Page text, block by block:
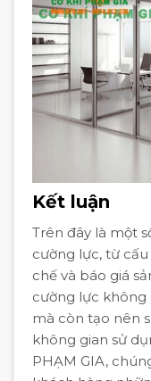
Kết luận
Trên đây là một
cường lực, từ
chế và báo giá
cường lực không
mà còn tạo nên
không gian sử
PHẠM GIA,